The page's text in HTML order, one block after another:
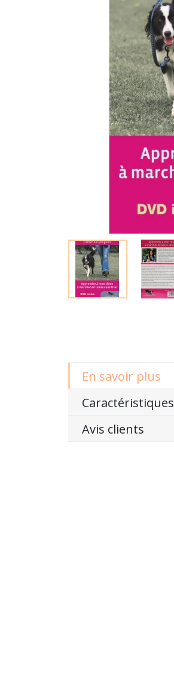
En savoir plus
Caractéristiques
Avis clients